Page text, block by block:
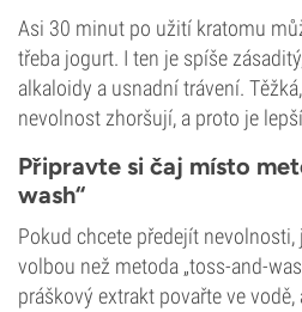
Asi 30 minut po užití kratomu
třeba jogurt. I ten je spíše
alkaloidy a usnadní trávení.
nevolnost zhoršují, a proto je
Připravte si čaj místo
wash“
Pokud chcete předejít nevolnosti,
volbou než metoda „toss-and-
práškový extrakt povařte ve